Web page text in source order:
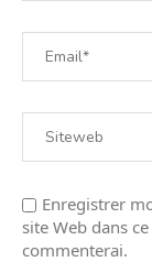
Enregistrer
site Web dans
commenterai.